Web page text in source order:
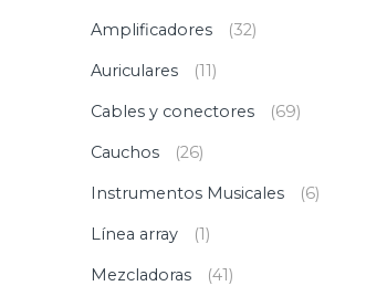
Amplificadores (32)
Auriculares (11)
Cables y conectores (69)
Cauchos (26)
Instrumentos Musicales (6)
Línea array (1)
Mezcladoras (41)